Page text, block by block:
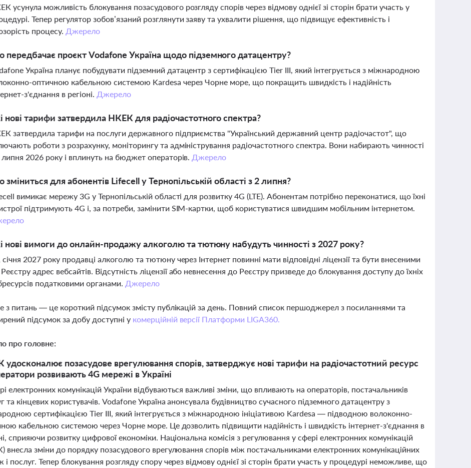
усунула можливість блокування позасудового розгляду спорів через відмову однієї зі сторін брати участь у
Тепер регулятор зобов’язаний розглянути заяву та ухвалити рішення, що підвищує ефективність і
процесу. Джерело
передбачає проєкт Vodafone Україна щодо підземного датацентру?
Україна планує побудувати підземний датацентр з сертифікацією Tier III, який інтегрується з міжнародною
оптичною кабельною системою Kardesa через Чорне море, що покращить швидкість і надійність
з'єднання в регіоні. Джерело
нові тарифи затвердила НКЕК для радіочастотного спектра?
затвердила тарифи на послуги державного підприємства "Український державний центр радіочастот", що
роботи з розрахунку, моніторингу та адміністрування радіочастотного спектра. Вони набирають чинності
липня 2026 року і вплинуть на бюджет операторів. Джерело
для абонентів Lifecell у Тернопільській області з 2 липня?
вимикає мережу 3G у Тернопільській області для розвитку 4G (LTE). Абонентам потрібно переконатися, що їхні
підтримують 4G і, за потреби, замінити SIM-картки, щоб користуватися швидшим мобільним інтернетом.
нові вимоги до онлайн-продажу алкоголю та тютюну набудуть чинності з 2027 року?
січня 2027 року продавці алкоголю та тютюну через Інтернет повинні мати відповідні ліцензії та бути внесеними
адрес вебсайтів. Відсутність ліцензії або невнесення до Реєстру призведе до блокування доступу до їхніх
податковими органами. Джерело
з питань — це короткий підсумок змісту публікацій за день. Повний список першоджерел з посиланнями та
підсумок за добу доступні у комерційній версії Платформи LIGA360.
про головне:
позасудове врегулювання спорів, затверджує нові тарифи на радіочастотний ресурс
розвивають 4G мережі в Україні
електронних комунікацій України відбуваються важливі зміни, що впливають на операторів, постачальників
та кінцевих користувачів. Vodafone Україна анонсувала будівництво сучасного підземного датацентру з
сертифікацією Tier III, який інтегрується з міжнародною ініціативою Kardesa — підводною волоконно-
кабельною системою через Чорне море. Це дозволить підвищити надійність і швидкість інтернет-з'єднання в
сприяючи розвитку цифрової економіки. Національна комісія з регулювання у сфері електронних комунікацій
внесла зміни до порядку позасудового врегулювання спорів між постачальниками електронних комунікаційних
і послуг. Тепер блокування розгляду спору через відмову однієї зі сторін брати участь у процедурі неможливе, що